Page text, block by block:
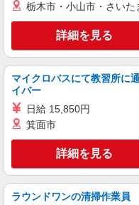
栃木市・小山市・さい
詳細を見る
マイクロバスにて教習所に
イバー
日給 15,850円
箕面市
詳細を見る
ラウンドワンの清掃作業員